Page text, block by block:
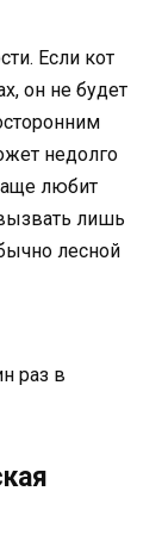
Если кот
он не будет
недолго
любит
лишь
лесной
раз в